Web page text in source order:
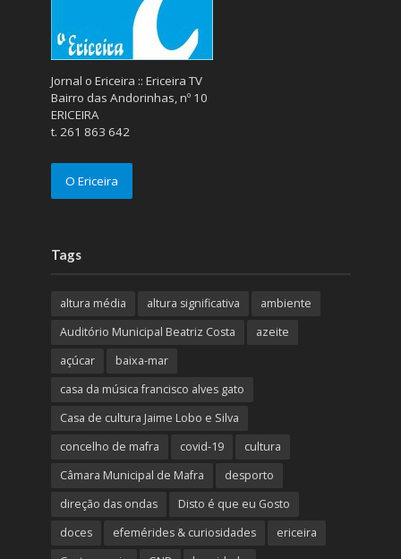
Jornal o Ericeira :: Ericeira TV
Bairro das Andorinhas, nº 10
ERICEIRA
t. 261 863 642
O Ericeira
Tags
altura média altura significativa
ambiente
Auditório Municipal Beatriz Costa
azeite
açúcar
baixa-mar
casa da música francisco alves gato
Casa de cultura Jaime Lobo e Silva
concelho de mafra
covid-19
cultura
Câmara Municipal de Mafra
desporto
direção das ondas
Disto é que eu Gosto
doces
efemérides & curiosidades
ericeira